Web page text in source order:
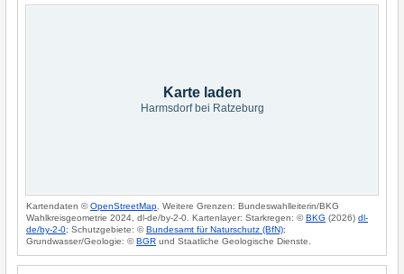
Karte laden
Harmsdorf bei Ratzeburg
Kartendaten ©OpenStreetMap . Weitere Grenzen: Bundeswahlleiterin/BKG
Wahlkreisgeometrie 2024, dl-de/by-2-0. Kartenlayer: Starkregen: ©BKG (2026) dl-
de/by-2-0; Schutzgebiete: ©Bundesamt für Naturschutz (BfN);
Grundwasser/Geologie: ©BGR und Staatliche Geologische Dienste.